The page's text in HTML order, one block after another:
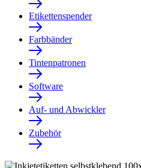
Etikettenspender
Farbbänder
Tintenpatronen
Software
Auf- und Abwickler
Zubehör